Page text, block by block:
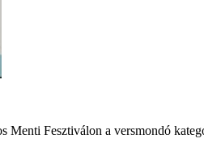
Fesztiválon a versmondó